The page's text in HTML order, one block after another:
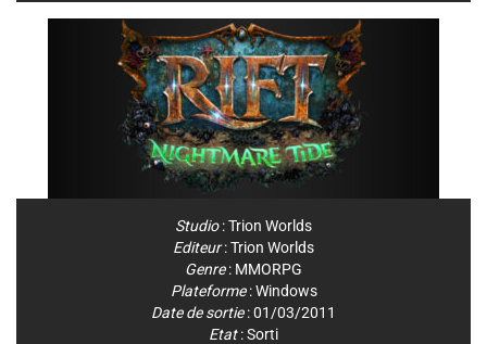
Studio:Trion Worlds
Editeur:Trion Worlds
Genre: MMORPG
Plateforme:Windows
Date de sortie: 01/03/2011
Etat: Sorti